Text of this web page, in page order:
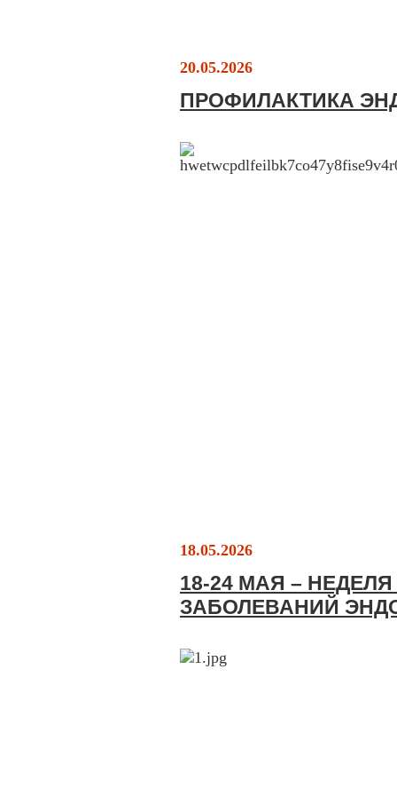
20.05.2026
ПРОФИЛАКТИКА
18.05.2026
18-24 МАЯ –
ЗАБОЛЕВАНИЙ